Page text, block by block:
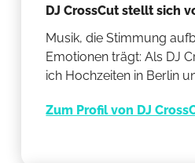
DJ CrossCut stellt sich
Musik, die Stimmung
Emotionen trägt: Als DJ
ich Hochzeiten in Berlin
einem eleganten weißen
Zum Profil von DJ